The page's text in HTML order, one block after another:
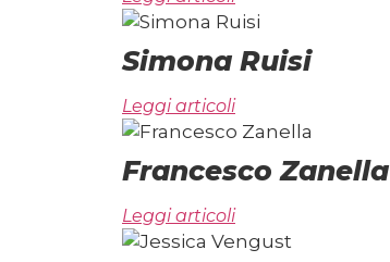
Simona Ruisi
Leggi articoli
Francesco Zanella
Leggi articoli